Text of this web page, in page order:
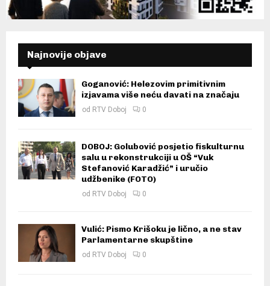
Najnovije objave
Goganović: Helezovim primitivnim
izjavama više neću davati na značaju
od RTV Doboj 0
DOBOJ: Golubović posjetio fiskulturnu
salu u rekonstrukciji u OŠ “Vuk
Stefanović Karadžić” i uručio
udžbenike (FOTO)
od RTV Doboj 0
Vulić: Pismo Krišoku je lično, a ne stav
Parlamentarne skupštine
od RTV Doboj 0